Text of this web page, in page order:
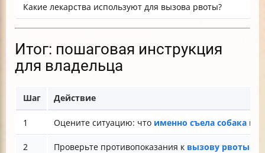
Какие лекарства используют для вызова рвоты?
Итог: пошаговая инструкция
для владельца
Шаг Действие
1 Оцените ситуацию: что именно съела собака и
2 Проверьте противопоказания к вызову рвоты